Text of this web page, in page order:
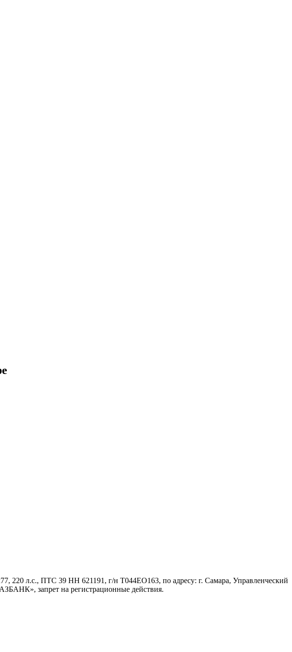
220 л.с., ПТС 39 НН 621191, г/н Т044ЕО163, по адресу: г. Самара, Управленческий
запрет на регистрационные действия.